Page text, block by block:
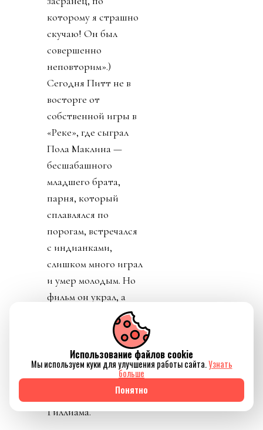
которому я страшно
скучаю! Он был
совершенно
неповторим».)
Сегодня Питт не в
восторге от
собственной игры в
«Реке», где сыграл
Пола Маклина —
бесшабашного
младшего брата,
парня, который
сплавлялся по
порогам, встречался
с индианками,
слишком много играл
и умер молодым. Но
фильм он украл, а
получил первую
«Оскар» — за роль
второго плана в «12
обезьянах» Терри
Гиллиама.
Использование файлов cookie
Мы используем куки для улучшения работы сайта.Узнать
больше
Понятно